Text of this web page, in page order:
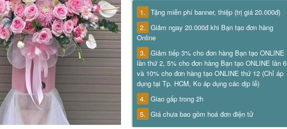
1. Tặng miễn phí banner, thiệp (trị giá 20.000đ)
2. Giảm ngay 20.000đ khi Bạn tạo đơn hàng
Online
3. Giảm tiếp 3% cho đơn hàng Bạn tạo ONLINE
lần thứ 2, 5% cho đơn hàng Bạn tạo ONLINE lần 6
và 10% cho đơn hàng tạo ONLINE thứ 12 (Chỉ áp
dụng tại Tp. HCM, Ko áp dụng các dịp lễ)
4. Giao gấp trong 2h
5. Giá chưa bao gồm hoá đơn điện tử